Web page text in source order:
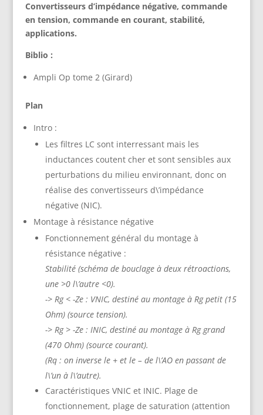
Convertisseurs d’impédance négative, commande
en tension, commande en courant, stabilité,
applications.
Biblio :
Ampli Op tome 2 (Girard)
Plan
Intro :
Les filtres LC sont interressant mais les
inductances coutent cher et sont sensibles aux
perturbations du milieu environnant, donc on
réalise des convertisseurs d\’impédance
négative (NIC).
Montage à résistance négative
Fonctionnement général du montage à
résistance négative :
Stabilité (schéma de bouclage à deux rétroactions,
une >0 l\’autre <0).
-> Rg < -Ze : VNIC, destiné au montage à Rg petit (15
Ohm) (source tension).
-> Rg > -Ze : INIC, destiné au montage à Rg grand
(470 Ohm) (source courant).
(Rq : on inverse le + et le – de l\’AO en passant de
l\’un à l\’autre).
Caractéristiques VNIC et INIC. Plage de
fonctionnement, plage de saturation (attention